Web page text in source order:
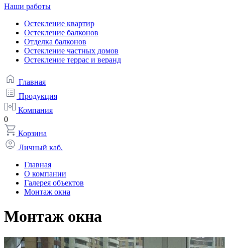
Наши работы
Остекление квартир
Остекление балконов
Отделка балконов
Остекление частных домов
Остекление террас и веранд
Главная
Продукция
Компания
0
Корзина
Личный каб.
Главная
О компании
Галерея объектов
Монтаж окна
Монтаж окна